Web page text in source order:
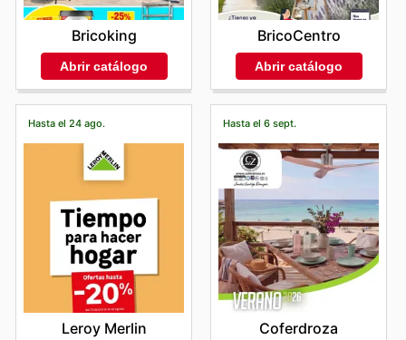
Bricoking
Abrir catálogo
BricoCentro
Abrir catálogo
Hasta el 24 ago.
Leroy Merlin
Hasta el 6 sept.
Coferdroza